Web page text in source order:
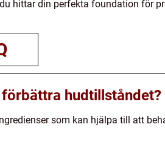
hittar din perfekta foundation för
hudtillståndet?
som kan hjälpa till att